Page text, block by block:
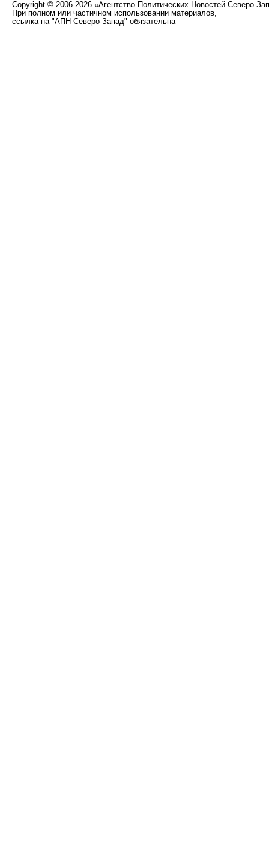
Copyright © 2006-2026 «Агентство Политических Новостей Северо-
При полном или частичном использовании материалов,
ссылка на "АПН Северо-Запад" обязательна